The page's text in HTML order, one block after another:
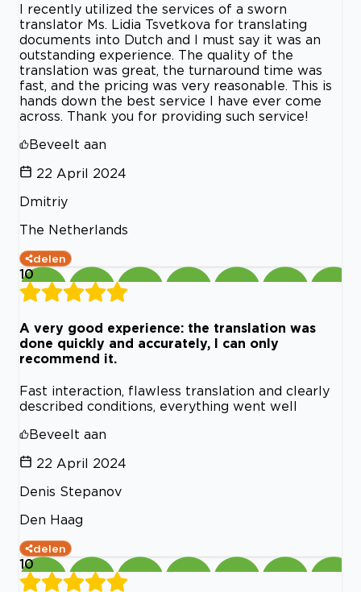
I recently utilized the services of a sworn
translator Ms. Lidia Tsvetkova for translating
documents into Dutch and I must say it was an
outstanding experience. The quality of the
translation was great, the turnaround time was
fast, and the pricing was very reasonable. This is
hands down the best service I have ever come
across. Thank you for providing such service!
Beveelt aan
22 April 2024
Dmitriy
The Netherlands
delen
10
A very good experience: the translation was
done quickly and accurately, I can only
recommend it.
Fast interaction, flawless translation and clearly
described conditions, everything went well
Beveelt aan
22 April 2024
Denis Stepanov
Den Haag
delen
10